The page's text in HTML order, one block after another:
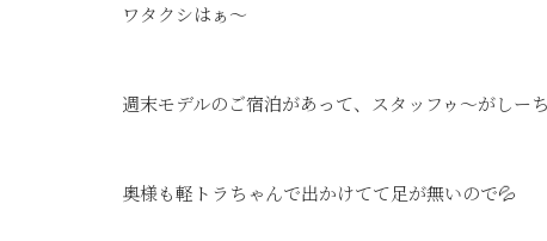
ワタクシはぁ～
週末モデルのご宿泊があって、スタッフゥ～がしー
奥様も軽トラちゃんで出かけてて足が無いので💦